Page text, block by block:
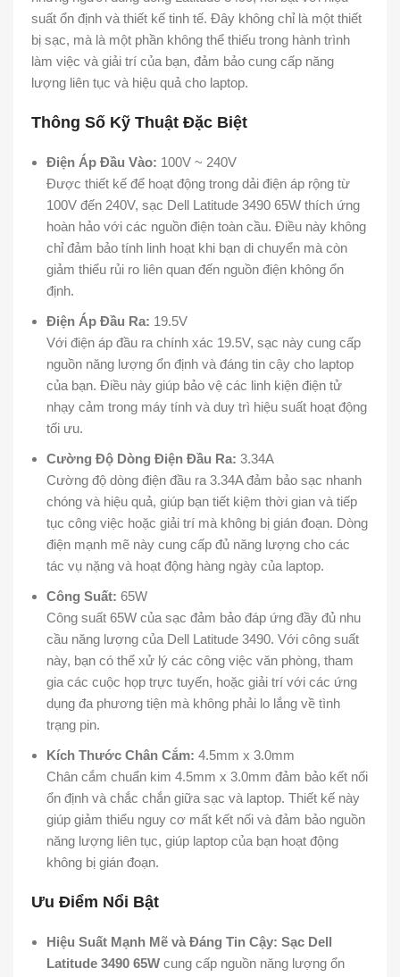
suất ổn định và thiết kế tinh tế. Đây không chỉ là một thiết
bị sạc, mà là một phần không thể thiếu trong hành trình
làm việc và giải trí của bạn, đảm bảo cung cấp năng
lượng liên tục và hiệu quả cho laptop.
Thông Số Kỹ Thuật Đặc Biệt
Điện Áp Đầu Vào: 100V ~ 240V
Được thiết kế để hoạt động trong dải điện áp rộng từ
100V đến 240V, sạc Dell Latitude 3490 65W thích ứng
hoàn hảo với các nguồn điện toàn cầu. Điều này không
chỉ đảm bảo tính linh hoạt khi bạn di chuyển mà còn
giảm thiểu rủi ro liên quan đến nguồn điện không ổn
định.
Điện Áp Đầu Ra: 19.5V
Với điện áp đầu ra chính xác 19.5V, sạc này cung cấp
nguồn năng lượng ổn định và đáng tin cậy cho laptop
của bạn. Điều này giúp bảo vệ các linh kiện điện tử
nhạy cảm trong máy tính và duy trì hiệu suất hoạt động
tối ưu.
Cường Độ Dòng Điện Đầu Ra: 3.34A
Cường độ dòng điện đầu ra 3.34A đảm bảo sạc nhanh
chóng và hiệu quả, giúp bạn tiết kiệm thời gian và tiếp
tục công việc hoặc giải trí mà không bị gián đoạn. Dòng
điện mạnh mẽ này cung cấp đủ năng lượng cho các
tác vụ nặng và hoạt động hàng ngày của laptop.
Công Suất: 65W
Công suất 65W của sạc đảm bảo đáp ứng đầy đủ nhu
cầu năng lượng của Dell Latitude 3490. Với công suất
này, bạn có thể xử lý các công việc văn phòng, tham
gia các cuộc họp trực tuyến, hoặc giải trí với các ứng
dụng đa phương tiện mà không phải lo lắng về tình
trạng pin.
Kích Thước Chân Cắm: 4.5mm x 3.0mm
Chân cắm chuẩn kim 4.5mm x 3.0mm đảm bảo kết nối
ổn định và chắc chắn giữa sạc và laptop. Thiết kế này
giúp giảm thiểu nguy cơ mất kết nối và đảm bảo nguồn
năng lượng liên tục, giúp laptop của bạn hoạt động
không bị gián đoạn.
Ưu Điểm Nổi Bật
Hiệu Suất Mạnh Mẽ và Đáng Tin Cậy: Sạc Dell
Latitude 3490 65W cung cấp nguồn năng lượng ổn